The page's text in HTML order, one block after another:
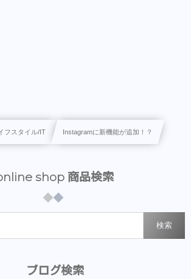
フスタイル/IT Instagramに新機能が追加！？
shop 商品検索
検索
ブログ検索